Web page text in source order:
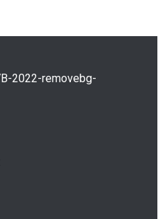
er